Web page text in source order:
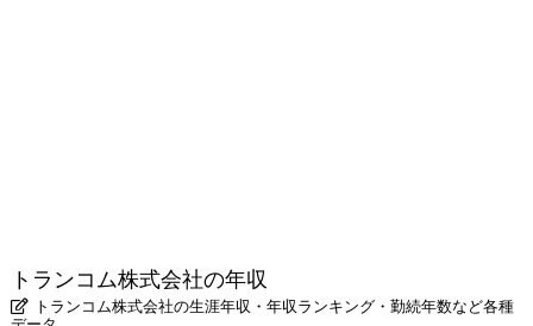
トランコム株式会社の年収
トランコム株式会社の生涯年収・年収ランキング・勤続年数など各種